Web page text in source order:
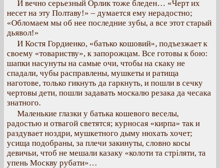
И вечно серьезный Орлик тоже бледен… «Черт их
несет на эту Полтаву!» – думается ему нерадостно;
«Обломаем мы об нее последние зубы, а все этот старый
дьявол!»
И Костя Гордиенко, «батько кошовий», подъезжает к
своему «товариству», к запорожцам. Все готовы к бою:
шапки насунуты на самые очи, чтобы на скаку не
спадали, чубы расправлены, мушкеты и ратища
наготове, только гикнуть да гаркнуть, и пошли в сечку
чертовы дети, пошли задавать москалю резака да чесака
знатного.
Маленькие глазки у батька кошевого веселы,
радостью и отвагой светятся; курносая «кирпа» так и
раздувает ноздри, мушкетного дыму нюхать хочет;
усища подобраны, за плечи закинуты, словно косы
девичьи, чтоб не мешали казаку «колоти та стріляти, та
упень Москву рубати»…